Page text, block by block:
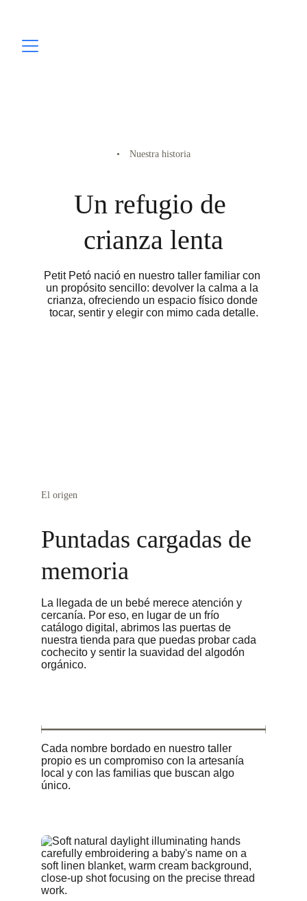
• Nuestra historia
Un refugio de
crianza lenta
Petit Petó nació en nuestro taller familiar con
un propósito sencillo: devolver la calma a la
crianza, ofreciendo un espacio físico donde
tocar, sentir y elegir con mimo cada detalle.
El origen
Puntadas cargadas de
memoria
La llegada de un bebé merece atención y
cercanía. Por eso, en lugar de un frío
catálogo digital, abrimos las puertas de
nuestra tienda para que puedas probar cada
cochecito y sentir la suavidad del algodón
orgánico.
Cada nombre bordado en nuestro taller
propio es un compromiso con la artesanía
local y con las familias que buscan algo
único.